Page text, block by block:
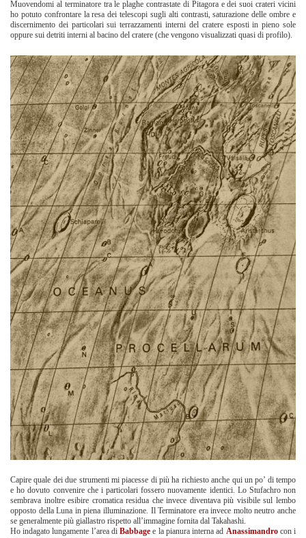
Muovendomi al terminatore tra le plaghe contrastate di Pitagora e dei suoi crateri vicini
ho potuto confrontare la resa dei telescopi sugli alti contrasti, saturazione delle ombre e
discernimento dei particolari sui terrazzamenti interni del cratere esposti in pieno sole
oppure sui detriti interni al bacino del cratere (che vengono visualizzati quasi di profilo).
Capire quale dei due strumenti mi piacesse di più ha richiesto anche qui un po’ di tempo
e ho dovuto convenire che i particolari fossero nuovamente identici. Lo Stufachro non
sembrava inoltre esibire cromatica residua che invece diventava più visibile sul lembo
opposto della Luna in piena illuminazione. Il Terminatore era invece molto neutro anche
se generalmente più giallastro rispetto all’immagine fornita dal Takahashi.
Ho indagato lungamente l’area di Babbage e la pianura interna ad Anassimandro con i